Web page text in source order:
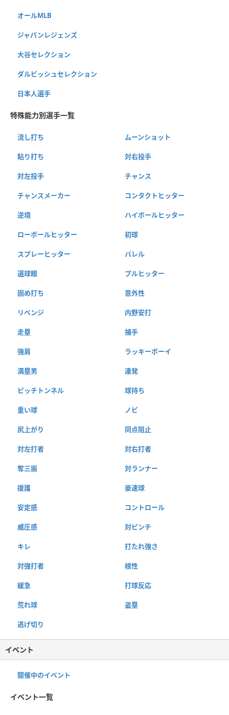
オールMLB
ジャパンレジェンズ
大谷セレクション
ダルビッシュセレクション
日本人選手
特殊能力別選手一覧
流し打ち ムーンショット
粘り打ち 対右投手
対左投手 チャンス
チャンスメーカー コンタクトヒッター
逆境 ハイボールヒッター
ローボールヒッター 初球
スプレーヒッター バレル
選球眼 プルヒッター
固め打ち 意外性
リベンジ 内野安打
走塁 捕手
強肩 ラッキーボーイ
満塁男 連発
ピッチトンネル 球持ち
重い球 ノビ
尻上がり 同点阻止
対左打者 対右打者
奪三振 対ランナー
援護 豪速球
安定感 コントロール
威圧感 対ピンチ
キレ 打たれ強さ
対強打者 根性
緩急 打球反応
荒れ球 盗塁
逃げ切り
イベント
開催中のイベント
イベント一覧